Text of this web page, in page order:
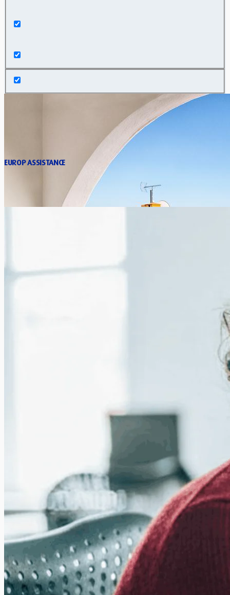
Timeshare : conseils et pièges à éviter en vacances
Le timeshare ou l’achat de l’occupation régulière d’un bien dans le lieu de
vacances a des avantages et inconvénients. Evitez les pièges !
EUROP ASSISTANCE